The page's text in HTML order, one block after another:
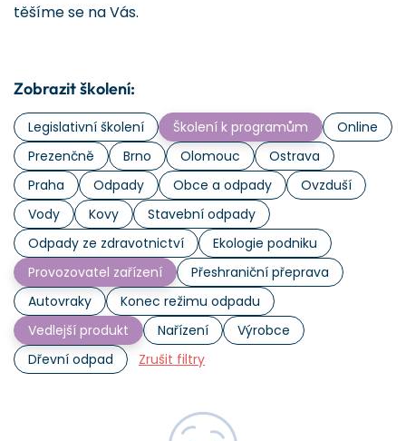
těšíme se na Vás.
Zobrazit školení:
Legislativní školení Školení k programům
Online
Prezenčně
Brno Olomouc
Ostrava
Praha
Odpady Obce a odpady
Ovzduší
Vody
Kovy
Stavební odpady
Odpady ze zdravotnictví
Ekologie podniku
Provozovatel zařízení
Přeshraniční přeprava
Autovraky
Konec režimu odpadu
Vedlejší produkt
Nařízení
Výrobce
Dřevní odpad
Zrušit filtry